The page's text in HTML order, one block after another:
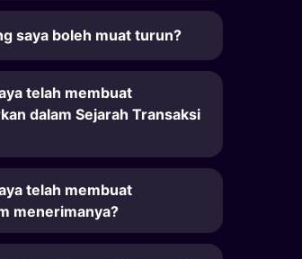
saya boleh muat turun?
telah membuat
dalam Sejarah Transaksi
telah membuat
menerimanya?